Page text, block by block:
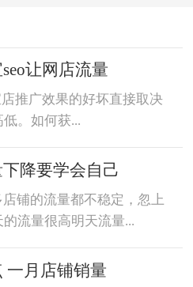
店起名让网店流量
广效果的好坏直接取决
。如何获...
降要学会自己
铺的流量都不稳定，忽上
流量很高明天流量...
一月店铺销量